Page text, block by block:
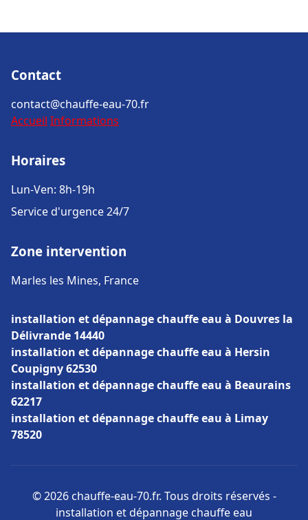
Contact
contact@chauffe-eau-70.fr
Accueil Informations
Horaires
Lun-Ven: 8h-19h
Service d'urgence 24/7
Zone intervention
Marles les Mines, France
installation et dépannage chauffe eau à Douvres la
Délivrande 14440
installation et dépannage chauffe eau à Hersin
Coupigny 62530
installation et dépannage chauffe eau à Beaurains
62217
installation et dépannage chauffe eau à Limay
78520
© 2026 chauffe-eau-70.fr. Tous droits réservés -
installation et dépannage chauffe eau